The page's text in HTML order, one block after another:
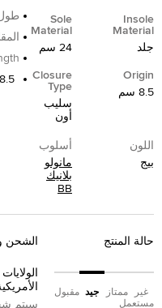
Insole
Material
جلد
Sole
Material
24 سم
Origin
8.5 سم
Closure
Type
سليب
أون
اللون
بيج
أسلوب
مانولو
بلانيك
BB
:
8.5 سم
حالة المنتج
غير
مستعمل
ممتاز جيد مقبول
الشحن
سيتم